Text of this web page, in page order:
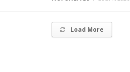
Load More